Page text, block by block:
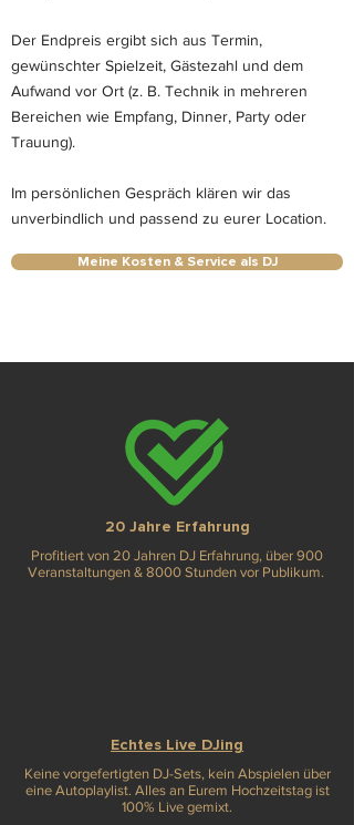
Der Endpreis ergibt sich aus Termin,
gewünschter Spielzeit, Gästezahl und dem
Aufwand vor Ort (z. B. Technik in mehreren
Bereichen wie Empfang, Dinner, Party oder
Trauung).
Im persönlichen Gespräch klären wir das
unverbindlich und passend zu eurer Location.
Meine Kosten & Service als DJ
20 Jahre Erfahrung
Profitiert von 20 Jahren DJ Erfahrung, über 900
Veranstaltungen & 8000 Stunden vor Publikum.
Echtes Live DJing
Keine vorgefertigten DJ-Sets, kein Abspielen über
eine Autoplaylist. Alles an Eurem Hochzeitstag ist
100% Live gemixt.